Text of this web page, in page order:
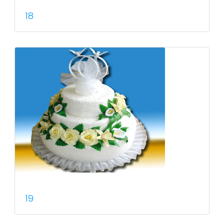
18
19